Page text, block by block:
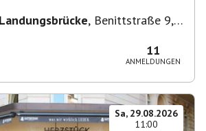
, Benittstraße 9,
11
ANMELDUNGEN
Sa, 29.08.2026
11:00